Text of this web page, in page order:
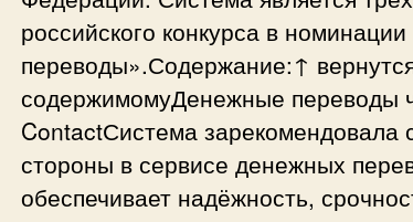
российского конкурса в
переводы».Содержание:↑
содержимомуДенежные переводы
ContactСистема зарекомендовала
стороны в сервисе денежных
обеспечивает надёжность,